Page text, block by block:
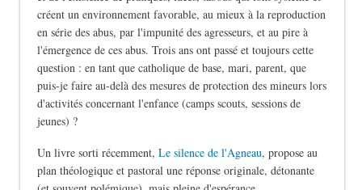
créent un environnement favorable, au mieux à la reproduction
en série des abus, par l'impunité des agresseurs, et au pire à
l'émergence de ces abus. Trois ans ont passé et toujours cette
question : en tant que catholique de base, mari, parent, que
puis-je faire au-delà des mesures de protection des mineurs lors
d'activités concernant l'enfance (camps scouts, sessions de
jeunes) ?
Un livre sorti récemment, Le silence de l'Agneau, propose au
plan théologique et pastoral une réponse originale, détonante